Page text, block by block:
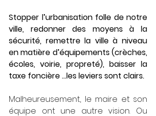
Stopper l’urbanisation folle de notre
ville, redonner des moyens à la
sécurité, remettre la ville à niveau
en matière d’équipements (crèches,
écoles, voirie, propreté), baisser la
taxe foncière …les leviers sont clairs.
Malheureusement, le maire et son
équipe ont une autre vision. Ou